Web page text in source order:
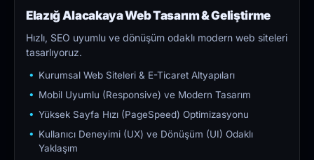
Elazığ Alacakaya Web Tasarım & Geliştirme
Hızlı, SEO uyumlu ve dönüşüm odaklı modern web siteleri
tasarlıyoruz.
Kurumsal Web Siteleri & E-Ticaret Altyapıları
Mobil Uyumlu (Responsive) ve Modern Tasarım
Yüksek Sayfa Hızı (PageSpeed) Optimizasyonu
Kullanıcı Deneyimi (UX) ve Dönüşüm (UI) Odaklı
Yaklaşım